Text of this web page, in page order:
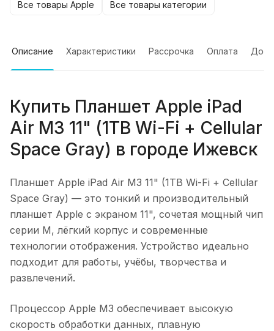
Все товары Apple Все товары категории
Описание Характеристики Рассрочка Оплата
Купить Планшет Apple iPad
Air M3 11" (1TB Wi-Fi + Cellular
Space Gray) в городе Ижевск
Планшет Apple iPad Air M3 11" (1TB Wi-Fi + Cellular
Space Gray) — это тонкий и производительный
планшет Apple с экраном 11", сочетая мощный чип
серии M, лёгкий корпус и современные
технологии отображения. Устройство идеально
подходит для работы, учёбы, творчества и
развлечений.
Процессор Apple M3 обеспечивает высокую
скорость обработки данных, плавную